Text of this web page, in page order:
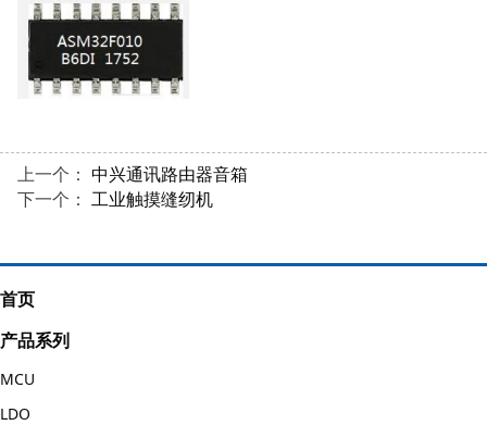
上一个： 中兴通讯路由器音箱
下一个： 工业触摸缝纫机
首页
产品系列
MCU
LDO